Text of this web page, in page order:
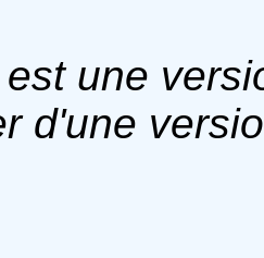
une
d'une